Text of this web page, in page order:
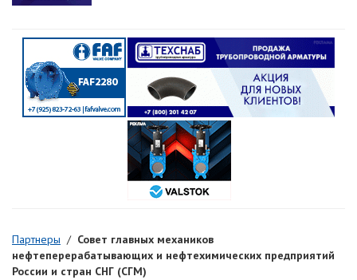
Партнеры / Совет главных механиков
нефтеперерабатывающих и нефтехимических предприятий
России и стран СНГ (СГМ)